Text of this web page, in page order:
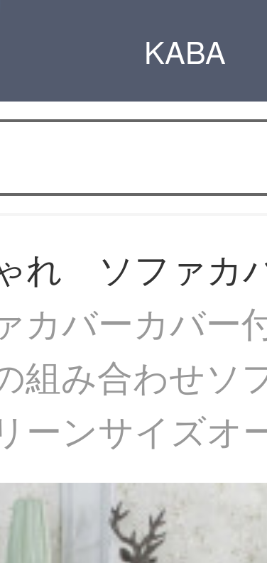
KABA
れ ソファカ
カバーカバー
組み合わせソ
ーンサイズオ